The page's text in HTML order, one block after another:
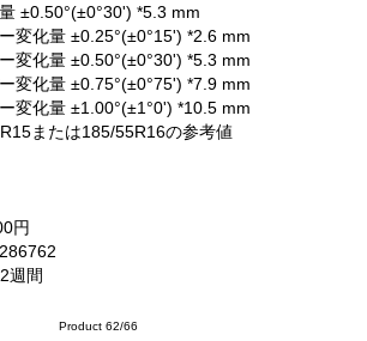
±0.50°(±0°30') *5.3 mm
変化量 ±0.25°(±0°15') *2.6 mm
変化量 ±0.50°(±0°30') *5.3 mm
変化量 ±0.75°(±0°75') *7.9 mm
変化量 ±1.00°(±1°0') *10.5 mm
または185/55R16の参考値
円
週間
Product 62/66